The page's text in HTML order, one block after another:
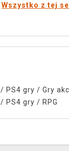
Wszystko z tej
/ PS4 gry / Gry
/ PS4 gry / RPG